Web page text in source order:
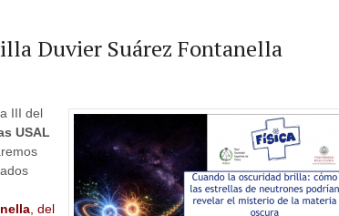
Duvier Suárez Fontanella
III del
USAL
, del